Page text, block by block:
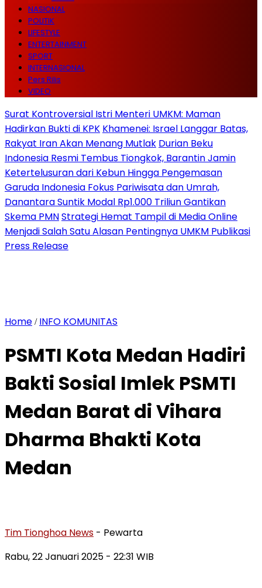
NASIONAL
POLITIK
LIFESTYLE
ENTERTAINMENT
SPORT
INTERNASIONAL
Pers Rilis
VIDEO
Surat Kontroversial Istri Menteri UMKM: Maman
Hadirkan Bukti di KPK Khamenei: Israel Langgar Batas,
Rakyat Iran Akan Menang Mutlak Durian Beku
Indonesia Resmi Tembus Tiongkok, Barantin Jamin
Ketertelusuran dari Kebun Hingga Pengemasan
Garuda Indonesia Fokus Pariwisata dan Umrah,
Danantara Suntik Modal Rp1.000 Triliun Gantikan
Skema PMNStrategi Hemat Tampil di Media Online
Menjadi Salah Satu Alasan Pentingnya UMKM Publikasi
Press Release
Home / INFO KOMUNITAS
PSMTI Kota Medan Hadiri
Bakti Sosial Imlek PSMTI
Medan Barat di Vihara
Dharma Bhakti Kota
Medan
Tim Tionghoa News - Pewarta
Rabu, 22 Januari 2025 - 22:31 WIB